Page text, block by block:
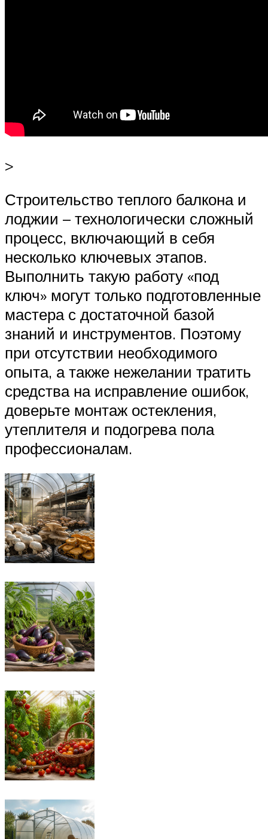
>
Строительство теплого балкона и
лоджии – технологически сложный
процесс, включающий в себя
несколько ключевых этапов.
Выполнить такую работу «под
ключ» могут только подготовленные
мастера с достаточной базой
знаний и инструментов. Поэтому
при отсутствии необходимого
опыта, а также нежелании тратить
средства на исправление ошибок,
доверьте монтаж остекления,
утеплителя и подогрева пола
профессионалам.